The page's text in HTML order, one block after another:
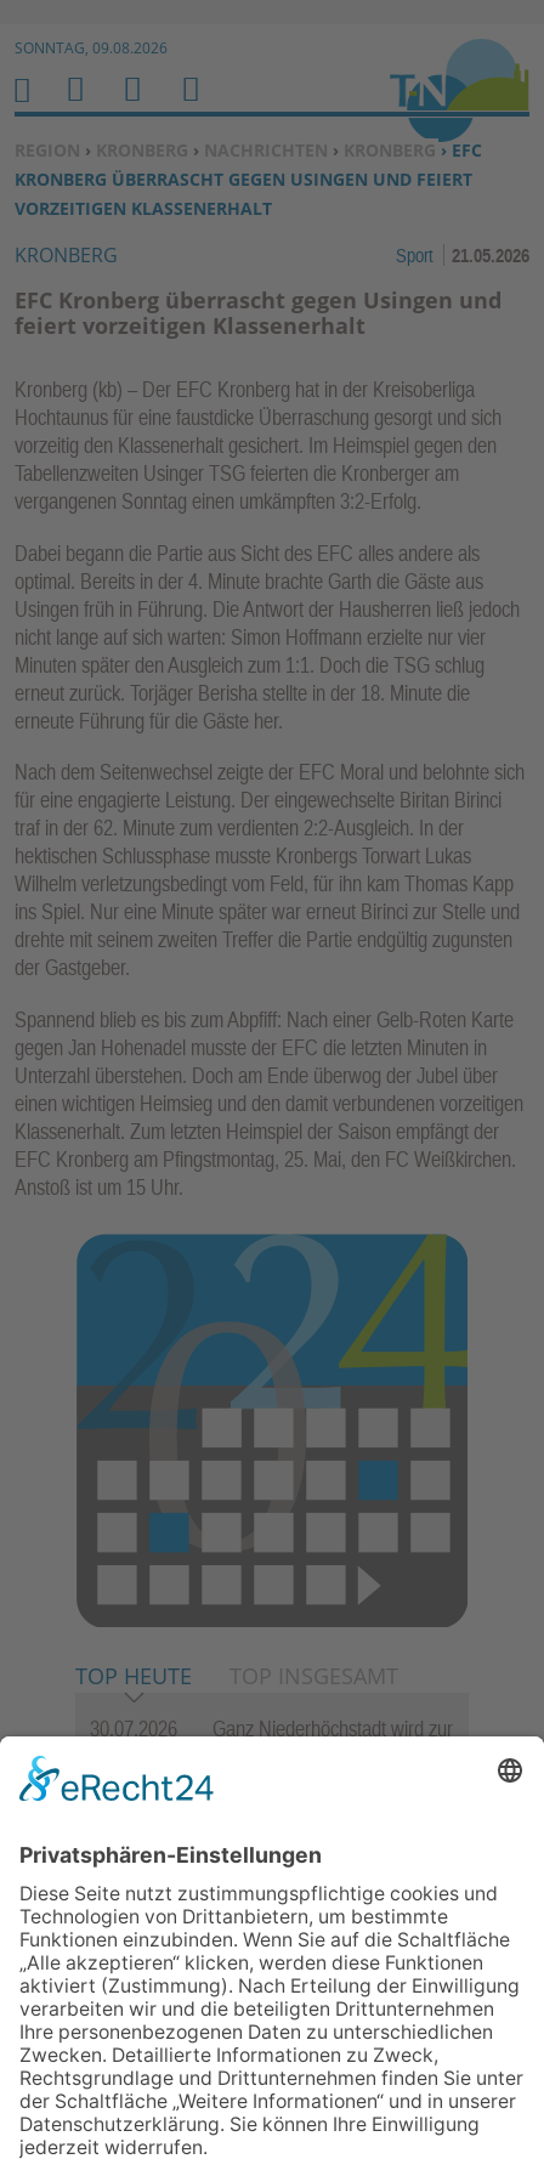
Zum Inhalt springen ↓
SONNTAG, 09.08.2026
SIE BEFINDEN SICH HIER:
REGION › KRONBERG › NACHRICHTEN › KRONBERG› EFC
KRONBERG ÜBERRASCHT GEGEN USINGEN UND FEIERT
VORZEITIGEN KLASSENERHALT
KRONBERG Sport 21.05.2026
EFC Kronberg überrascht gegen Usingen und
feiert vorzeitigen Klassenerhalt
Kronberg (kb) – Der EFC Kronberg hat in der Kreisoberliga
Hochtaunus für eine faustdicke Überraschung gesorgt und sich
vorzeitig den Klassenerhalt gesichert. Im Heimspiel gegen den
Tabellenzweiten Usinger TSG feierten die Kronberger am
vergangenen Sonntag einen umkämpften 3:2-Erfolg.
Dabei begann die Partie aus Sicht des EFC alles andere als
optimal. Bereits in der 4. Minute brachte Garth die Gäste aus
Usingen früh in Führung. Die Antwort der Hausherren ließ jedoch
nicht lange auf sich warten: Simon Hoffmann erzielte nur vier
Minuten später den Ausgleich zum 1:1. Doch die TSG schlug
erneut zurück. Torjäger Berisha stellte in der 18. Minute die
erneute Führung für die Gäste her.
Nach dem Seitenwechsel zeigte der EFC Moral und belohnte sich
für eine engagierte Leistung. Der eingewechselte Biritan Birinci
traf in der 62. Minute zum verdienten 2:2-Ausgleich. In der
hektischen Schlussphase musste Kronbergs Torwart Lukas
Wilhelm verletzungsbedingt vom Feld, für ihn kam Thomas Kapp
ins Spiel. Nur eine Minute später war erneut Birinci zur Stelle und
drehte mit seinem zweiten Treffer die Partie endgültig zugunsten
der Gastgeber.
Spannend blieb es bis zum Abpfiff: Nach einer Gelb-Roten Karte
gegen Jan Hohenadel musste der EFC die letzten Minuten in
Unterzahl überstehen. Doch am Ende überwog der Jubel über
einen wichtigen Heimsieg und den damit verbundenen vorzeitigen
Klassenerhalt. Zum letzten Heimspiel der Saison empfängt der
EFC Kronberg am Pfingstmontag, 25. Mai, den FC Weißkirchen.
Anstoß ist um 15 Uhr.
TOP HEUTE TOP INSGESAMT
30.07.2026
Ganz Niederhöchstadt wird zur
06.08.2026
Jugendchor Hochtaunus
Programm „Changes“
Sommerabend: Der Rettershof
lädt wieder zum Weinfest ein
06.08.2026
„die 80er live“ – Die große
Stadiontour kommt nach
Frankfurt
06.08.2026
Hisamoto und Tölke begeistern
mit Werken von Walter
Wachsmuth
H
O
M
E
M
E
N
U
S
U
C
H
B
E
N
U
E
R
U
N
K
TI
O
N
E
N